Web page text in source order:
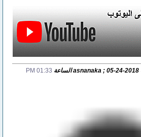
01:33 PM